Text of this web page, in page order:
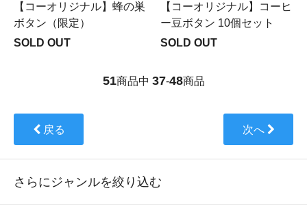
【コーオリジナル】蜂の巣
ボタン（限定）
SOLD OUT
【コーオリジナル】コーヒ
ー豆ボタン 10個セット
SOLD OUT
51商品中 37-48商品
戻る 次へ
さらにジャンルを絞り込む